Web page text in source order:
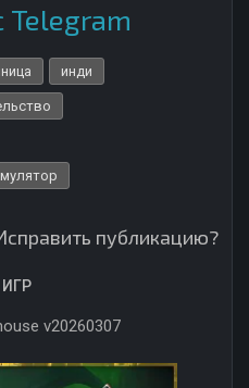
Telegram
инди
публикацию?
v20260307